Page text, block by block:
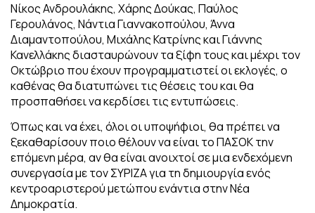
Νίκος Ανδρουλάκης, Χάρης Δούκας, Παύλος
Γερουλάνος, Νάντια Γιαννακοπούλου, Άννα
Διαμαντοπούλου, Μιχάλης Κατρίνης και Γιάννης
Κανελλάκης διασταυρώνουν τα ξίφη τους και μέχρι τον
Οκτώβριο που έχουν προγραμματιστεί οι εκλογές, ο
καθένας θα διατυπώνει τις θέσεις του και θα
προσπαθήσει να κερδίσει τις εντυπώσεις.
Όπως και να έχει, όλοι οι υποψήφιοι, θα πρέπει να
ξεκαθαρίσουν ποιο θέλουν να είναι το ΠΑΣΟΚ την
επόμενη μέρα, αν θα είναι ανοιχτοί σε μια ενδεχόμενη
συνεργασία με τον ΣΥΡΙΖΑ για τη δημιουργία ενός
κεντροαριστερού μετώπου ενάντια στην Νέα
Δημοκρατία.